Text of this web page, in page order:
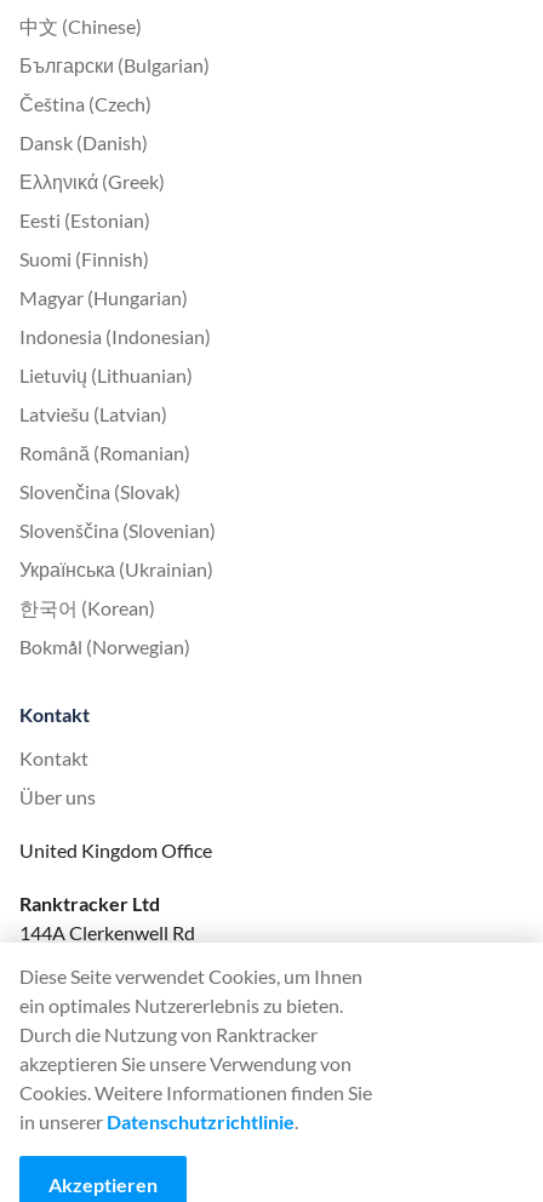
中文 (Chinese)
Български (Bulgarian)
Čeština (Czech)
Dansk (Danish)
Ελληνικά (Greek)
Eesti (Estonian)
Suomi (Finnish)
Magyar (Hungarian)
Indonesia (Indonesian)
Lietuvių (Lithuanian)
Latviešu (Latvian)
Română (Romanian)
Slovenčina (Slovak)
Slovenščina (Slovenian)
Українська (Ukrainian)
한국어 (Korean)
Bokmål (Norwegian)
Kontakt
Kontakt
Über uns
United Kingdom Office
Ranktracker Ltd
144A Clerkenwell Rd
Company No: 08820809
felix@ranktracker.com
2015 -2026© Ranktracker. All Rights Reserved.
Diese Seite verwendet Cookies, um Ihnen
ein optimales Nutzererlebnis zu bieten.
Durch die Nutzung von Ranktracker
akzeptieren Sie unsere Verwendung von
Cookies. Weitere Informationen finden Sie
in unserer Datenschutzrichtlinie.
Akzeptieren